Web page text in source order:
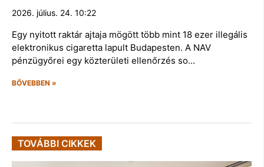
2026. július. 24. 10:22
Egy nyitott raktár ajtaja mögött több mint 18 ezer illegális
elektronikus cigaretta lapult Budapesten. A NAV
pénzügyőrei egy közterületi ellenőrzés so…
BŐVEBBEN »
TOVÁBBI CIKKEK